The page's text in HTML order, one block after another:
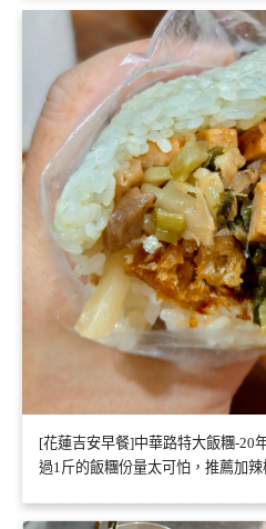
[花蓮吉安早餐]中華路特大飯糰-20
過1斤的飯糰份量太可怕，推薦加辣